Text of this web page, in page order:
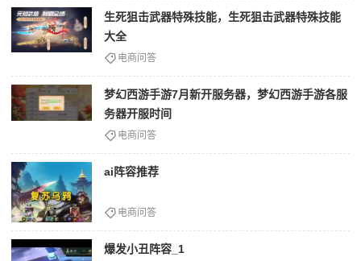
生死狙击武器特殊技能，生死狙击武器特殊技能
大全
电商问答
梦幻西游手游7月新开服务器，梦幻西游手游各服
务器开服时间
电商问答
ai阵容推荐
电商问答
爆发小丑阵容_1